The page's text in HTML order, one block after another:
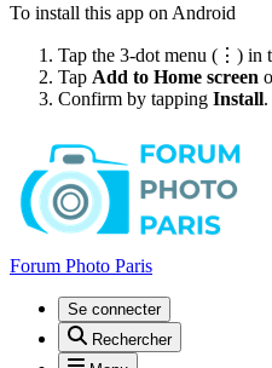
To install this app on Android
Tap the 3-dot menu (⋮) in
Tap Add to Home screen
Confirm by tapping Install.
Forum Photo Paris
Se connecter
Rechercher